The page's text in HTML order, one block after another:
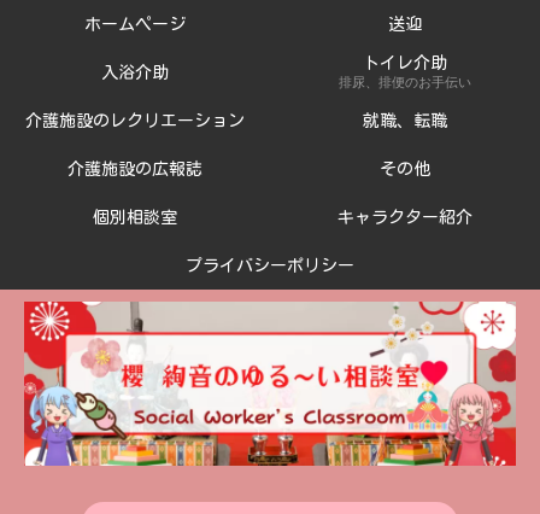
ホームページ 送迎
入浴介助
トイレ介助
排尿、排便のお手伝い
介護施設のレクリエーション 就職、転職
介護施設の広報誌 その他
個別相談室 キャラクター紹介
プライバシーポリシー